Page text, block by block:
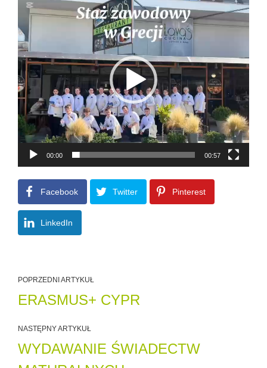
video
00:00 00:57
Facebook Twitter Pinterest
LinkedIn
POPRZEDNI ARTYKUŁ
ERASMUS+ CYPR
NASTĘPNY ARTYKUŁ
WYDAWANIE ŚWIADECTW